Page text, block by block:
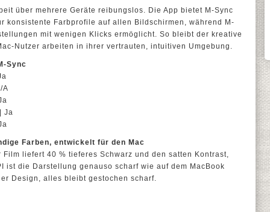
über mehrere Geräte reibungslos. Die App bietet M-Sync
konsistente Farbprofile auf allen Bildschirmen, während M-
mit wenigen Klicks ermöglicht. So bleibt der kreative
Nutzer arbeiten in ihrer vertrauten, intuitiven Umgebung.
Sync
A
Ja
Farben, entwickelt für den Mac
Film liefert 40 % tieferes Schwarz und den satten Kontrast,
ist die Darstellung genauso scharf wie auf dem MacBook
Design, alles bleibt gestochen scharf.